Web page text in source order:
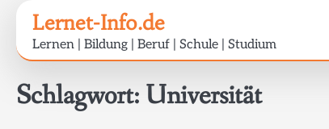
content
Lernet-Info.de
Lernen | Bildung | Beruf | Schule | Studium
Schlagwort: Universität